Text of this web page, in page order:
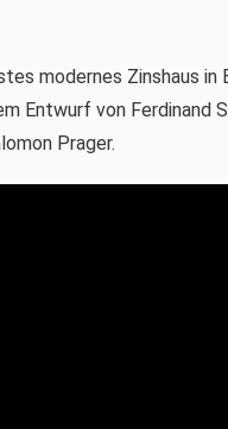
modernes Zinshaus in
Entwurf von Ferdinand
Prager.